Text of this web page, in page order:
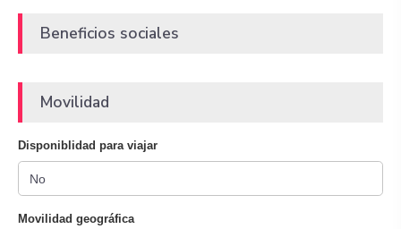
Beneficios sociales
Movilidad
Disponiblidad para viajar
Movilidad geográfica